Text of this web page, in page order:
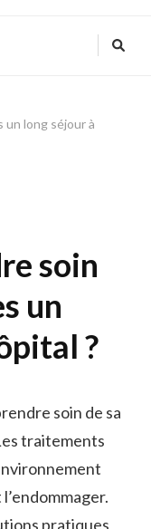
un long séjour à
soin
un
?
soin de sa
traitements
pratiques